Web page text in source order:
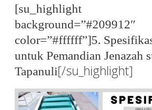
[su_highlight
background=”#209912″
color=”#ffffff”]5.
untuk Pemandian Jenazah
Tapanuli[/su_highlight]